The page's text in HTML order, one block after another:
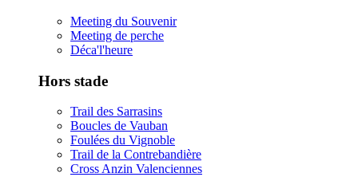
Meeting du Souvenir
Meeting de perche
Déca'l'heure
Hors stade
Trail des Sarrasins
Boucles de Vauban
Foulées du Vignoble
Trail de la Contrebandière
Cross Anzin Valenciennes